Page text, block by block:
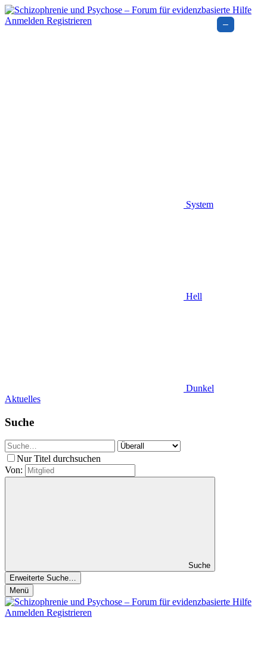
Anmelden Registrieren
System
Hell
Dunkel
Aktuelles
Suche
Nur Titel durchsuchen
Von:
Suche
Erweiterte Suche…
Menü
Anmelden Registrieren
–